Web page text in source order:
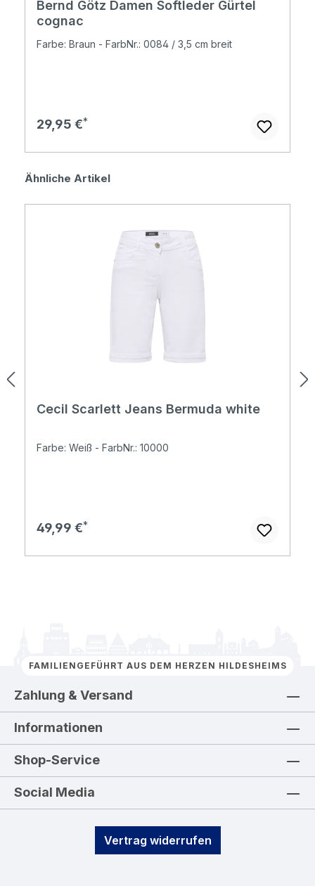
Bernd Götz Damen Softleder Gürtel
cognac
Farbe: Braun - FarbNr.: 0084 / 3,5 cm breit
Regulärer Preis:
29,95 €
Produktgalerie überspringen
Ähnliche Artikel
Cecil Scarlett Jeans Bermuda white
Farbe: Weiß - FarbNr.: 10000
Regulärer Preis:
49,99 €
FAMILIENGEFÜHRT AUS DEM HERZEN HILDESHEIMS
Zahlung & Versand
Informationen
Shop-Service
Social Media
Vertrag widerrufen